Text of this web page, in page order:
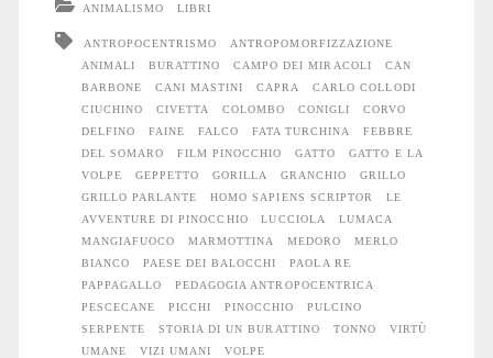
ANIMALISMO LIBRI
ANTROPOCENTRISMO
ANTROPOMORFIZZAZIONE
ANIMALI
BURATTINO CAMPO DEI MIRACOLI
CAN
BARBONE
CANI MASTINI CAPRA
CARLO COLLODI
CIUCHINO
CIVETTA COLOMBO CONIGLI
CORVO
DELFINO
FAINE FALCO FATA TURCHINA
FEBBRE
DEL SOMARO
FILM PINOCCHIO GATTO
GATTO E LA
VOLPE
GEPPETTO GORILLA GRANCHIO
GRILLO
GRILLO PARLANTE
HOMO SAPIENS SCRIPTOR
LE
AVVENTURE DI PINOCCHIO
LUCCIOLA
LUMACA
MANGIAFUOCO
MARMOTTINA MEDORO
MERLO
BIANCO
PAESE DEI BALOCCHI
PAOLA RE
PAPPAGALLO
PEDAGOGIA ANTROPOCENTRICA
PESCECANE
PICCHI PINOCCHIO
PULCINO
SERPENTE
STORIA DI UN BURATTINO TONNO
VIRTÙ
UMANE
VIZI UMANI VOLPE